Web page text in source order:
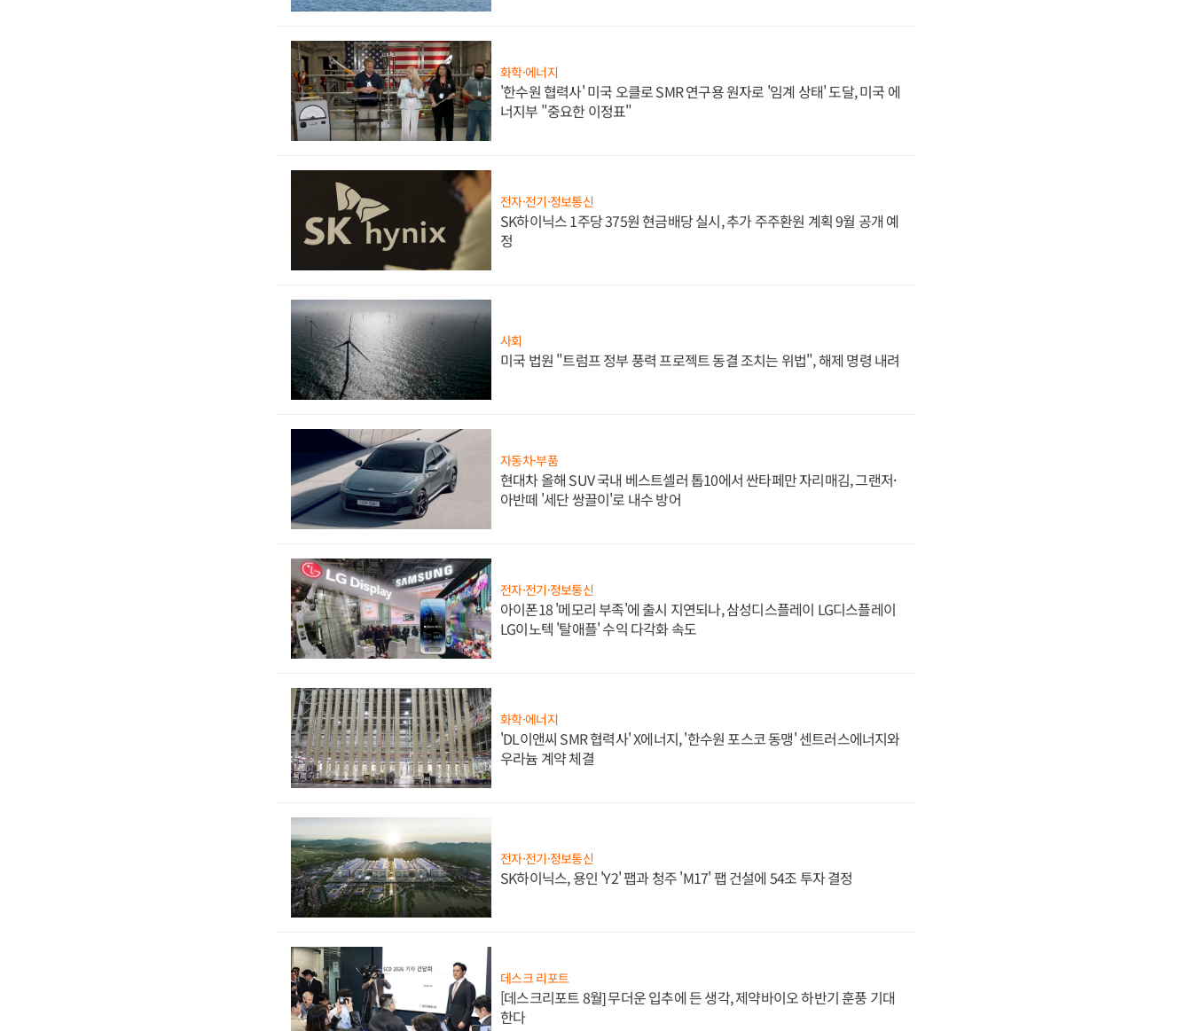
화학·에너지
'한수원 협력사' 미국 오클로 SMR 연구용 원자로 '임계 상태' 도달, 미국 에
너지부 "중요한 이정표"
전자·전기·정보통신
SK하이닉스 1주당 375원 현금배당 실시, 추가 주주환원 계획 9월 공개 예
정
사회
미국 법원 "트럼프 정부 풍력 프로젝트 동결 조치는 위법", 해제 명령 내려
자동차·부품
현대차 올해 SUV 국내 베스트셀러 톱10에서 싼타페만 자리매김, 그랜저·
아반떼 '세단 쌍끌이'로 내수 방어
전자·전기·정보통신
아이폰18 '메모리 부족'에 출시 지연되나, 삼성디스플레이 LG디스플레이
LG이노텍 '탈애플' 수익 다각화 속도
화학·에너지
'DL이앤씨 SMR 협력사' X에너지, '한수원 포스코 동맹' 센트러스에너지와
우라늄 계약 체결
전자·전기·정보통신
SK하이닉스, 용인 'Y2' 팹과 청주 'M17' 팹 건설에 54조 투자 결정
데스크 리포트
[데스크리포트 8월] 무더운 입추에 든 생각, 제약바이오 하반기 훈풍 기대
한다